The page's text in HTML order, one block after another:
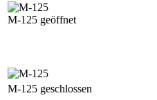
M-125 geöffnet
M-125 geschlossen